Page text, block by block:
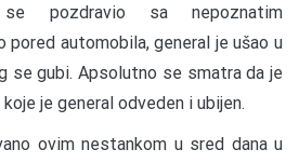
pozdravio sa nepoznatim
pored automobila, general je ušao u
se gubi. Apsolutno se smatra da je
je general odveden i ubijen.
ovim nestankom u sred dana u